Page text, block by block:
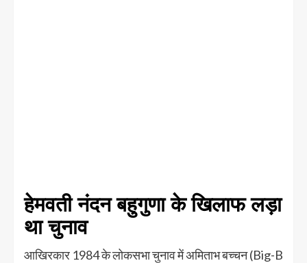
हेमवती नंदन बहुगुणा के खिलाफ लड़ा
था चुनाव
आखिरकार 1984 के लोकसभा चुनाव में अमिताभ बच्चन (Big-B